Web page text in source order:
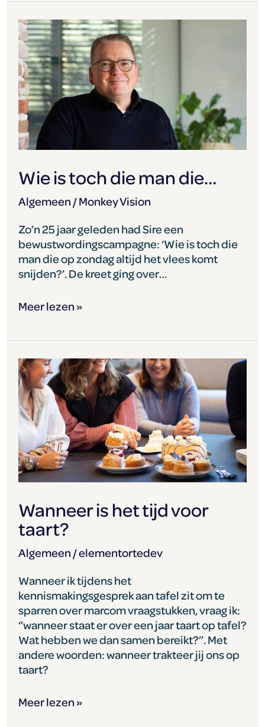
Wie is toch die man die…
Algemeen /Monkey Vision
Zo’n 25 jaar geleden had Sire een
bewustwordingscampagne: ‘Wie is toch die
man die op zondag altijd het vlees komt
snijden?’. De kreet ging over…
Wie
is
toch
die
man
die…
Meer lezen »
Wanneer is het tijd voor
taart?
Algemeen /elementortedev
Wanneer ik tijdens het
kennismakingsgesprek aan tafel zit om te
sparren over marcom vraagstukken, vraag ik:
‘’wanneer staat er over een jaar taart op tafel?
Wat hebben we dan samen bereikt?’’. Met
andere woorden: wanneer trakteer jij ons op
taart?
Wanneer
is
het
tijd
voor
taart?
Meer lezen »